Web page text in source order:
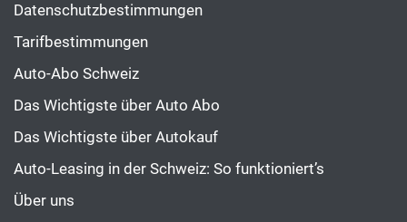
Datenschutzbestimmungen
Tarifbestimmungen
Auto-Abo Schweiz
Das Wichtigste über Auto Abo
Das Wichtigste über Autokauf
Auto-Leasing in der Schweiz: So funktioniert’s
Über uns